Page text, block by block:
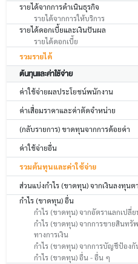
รายได้จากการดำเนินธุรกิจ
รายได้จากการให้บริการ
รายได้ดอกเบี้ยและเงินปันผล
รายได้ดอกเบี้ย
รวมรายได้
ต้นทุนและค่าใช้จ่าย
ค่าใช้จ่ายผลประโยชน์พนักงาน
ค่าเสื่อมราคาและค่าตัดจำหน่าย
(กลับรายการ) ขาดทุนจากการด้อยค่า
ค่าใช้จ่ายอื่น
รวมต้นทุนและค่าใช้จ่าย
ส่วนแบ่งกำไร (ขาดทุน) จากเงินลงทุนต
กำไร (ขาดทุน) อื่น
กำไร (ขาดทุน) จากอัตราแลกเปลี่
กำไร (ขาดทุน) จากการขายสินท
ทางการเงิน
กำไร (ขาดทุน) จากการบัญชีป้องกั
กำไร (ขาดทุน) อื่น - อื่น ๆ